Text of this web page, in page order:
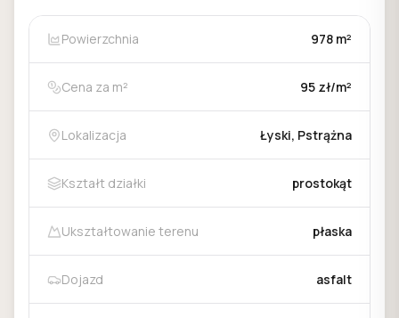
Powierzchnia 978 m²
Cena za m² 95 zł/m²
Lokalizacja Łyski, Pstrążna
Kształt działki prostokąt
Ukształtowanie terenu płaska
Dojazd asfalt